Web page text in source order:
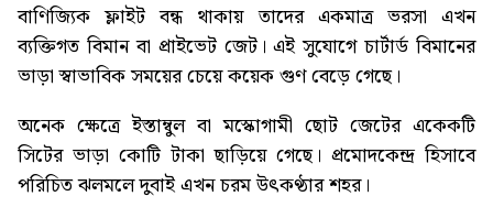
বাণিজ্যিক ফ্লাইট বন্ধ থাকায় তাদের একমাত্র ভরসা এখন
ব্যক্তিগত বিমান বা প্রাইভেট জেট। এই সুযোগে চার্টার্ড বিমানের
ভাড়া স্বাভাবিক সময়ের চেয়ে কয়েক গুণ বেড়ে গেছে।
অনেক ক্ষেত্রে ইস্তাম্বুল বা মস্কোগামী ছোট জেটের একেকটি
সিটের ভাড়া কোটি টাকা ছাড়িয়ে গেছে। প্রমোদকেন্দ্র হিসাবে
পরিচিত ঝলমলে দুবাই এখন চরম উৎকণ্ঠার শহর।